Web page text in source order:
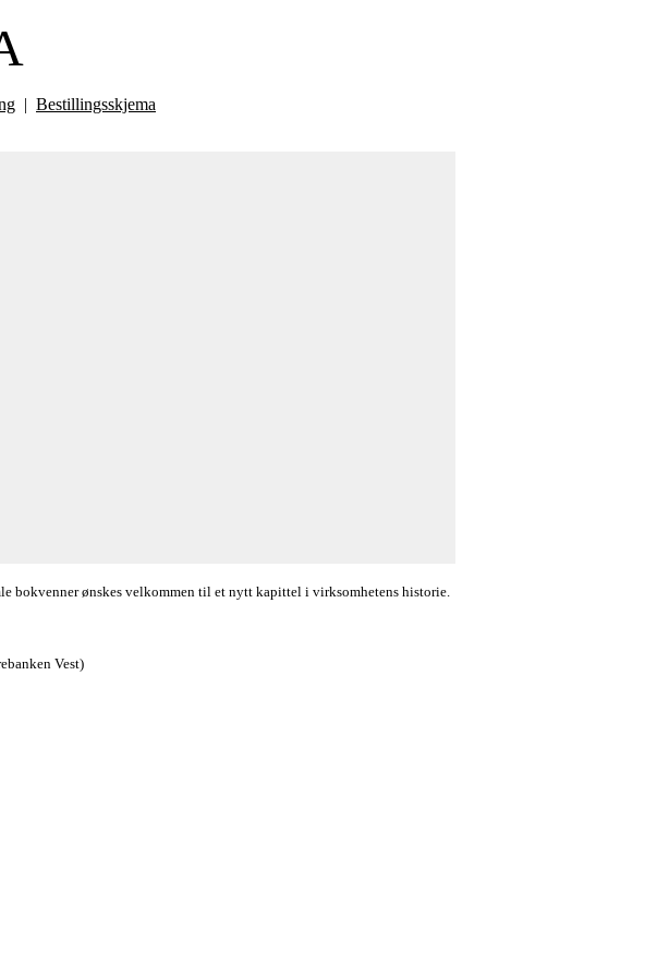
| Bestillingsskjema
bokvenner ønskes velkommen til et nytt kapittel i virksomhetens historie.
Vest)